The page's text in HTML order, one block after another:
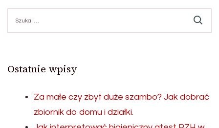
Ostatnie wpisy
Za małe czy zbyt duże szambo? Jak dobrać
zbiornik do domu i działki.